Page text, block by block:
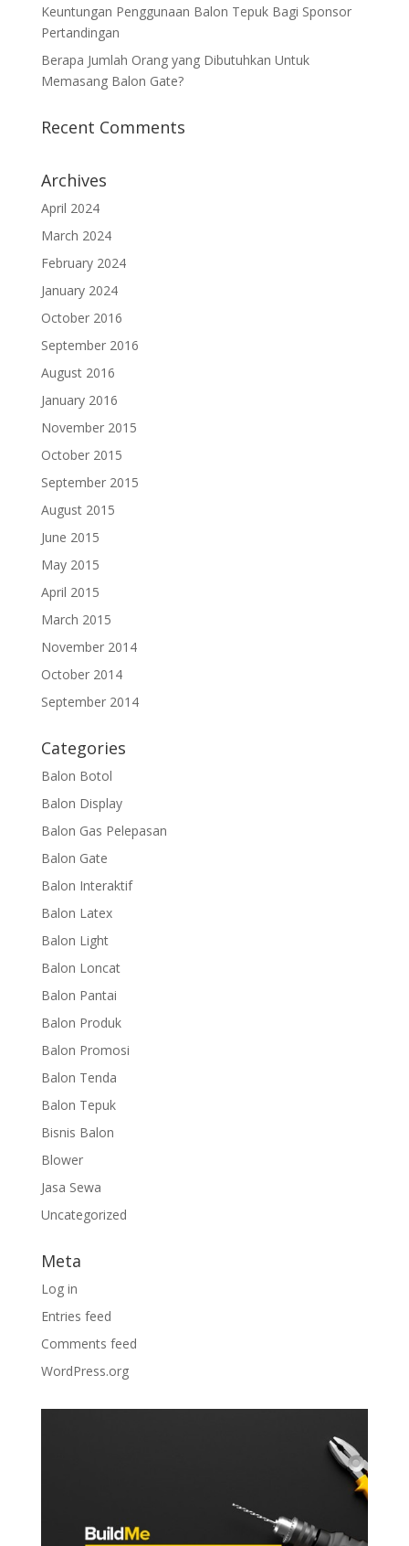
Keuntungan Penggunaan Balon Tepuk Bagi Sponsor
Pertandingan
Berapa Jumlah Orang yang Dibutuhkan Untuk
Memasang Balon Gate?
Recent Comments
Archives
April 2024
March 2024
February 2024
January 2024
October 2016
September 2016
August 2016
January 2016
November 2015
October 2015
September 2015
August 2015
June 2015
May 2015
April 2015
March 2015
November 2014
October 2014
September 2014
Categories
Balon Botol
Balon Display
Balon Gas Pelepasan
Balon Gate
Balon Interaktif
Balon Latex
Balon Light
Balon Loncat
Balon Pantai
Balon Produk
Balon Promosi
Balon Tenda
Balon Tepuk
Bisnis Balon
Blower
Jasa Sewa
Uncategorized
Meta
Log in
Entries feed
Comments feed
WordPress.org